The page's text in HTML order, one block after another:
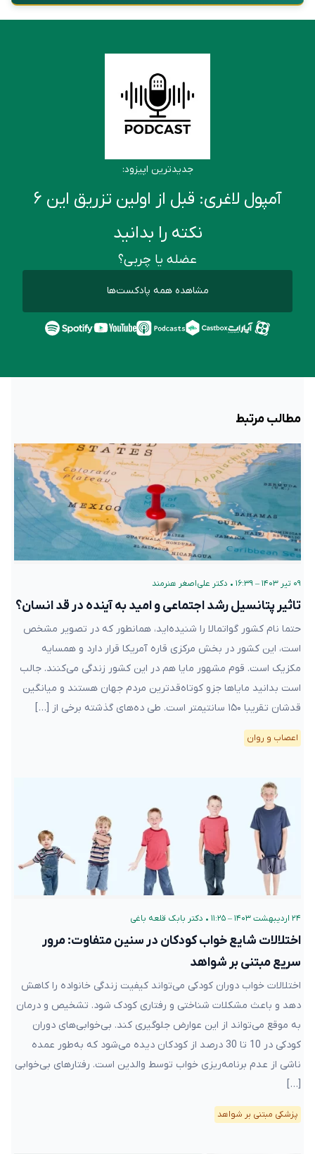
جدیدترین اپیزود:
آمپول لاغری: قبل از اولین تزریق این ۶
نکته را بدانید
عضله یا چربی؟
مشاهده همه پادکست‌ها
مطالب مرتبط
۰۹ تیر ۱۴۰۳ – ۱۶:۳۹ • دکتر علی‌اصغر هنرمند
تاثیر پتانسیل رشد اجتماعی و امید به آینده در قد انسان؟
حتما نام کشور گواتمالا را شنیده‌اید، همانطور که در تصویر مشخص
است، این کشور در بخش مرکزی قاره آمریکا قرار دارد و همسایه
مکزیک است. قوم مشهور مایا هم در این کشور زندگی می‌کنند. جالب
است بدانید مایاها جزو کوتاه‌قدترین مردم جهان هستند و میانگین
قدشان تقریبا ۱۵۰ سانتیمتر است. طی ده‌های گذشته برخی از […]
اعصاب و روان
۲۴ اردیبهشت ۱۴۰۳ – ۱۱:۲۵ • دکتر بابک قلعه‌ باغی
اختلالات شایع خواب کودکان در سنین متفاوت: مرور
سریع مبتنی بر شواهد
اختلالات خواب دوران کودکی می‌تواند کیفیت زندگی خانواده را کاهش
دهد و باعث مشکلات شناختی و رفتاری کودک شود. تشخیص و درمان
به موقع می‌تواند از این عوارض جلوگیری کند. بی‌خوابی‌های دوران
کودکی در 10 تا 30 درصد از کودکان دیده می‌شود که به‌طور عمده
ناشی از عدم برنامه‌ریزی خواب توسط والدین است. رفتارهای بی‌خوابی
[…]
پزشکی مبتنی بر شواهد